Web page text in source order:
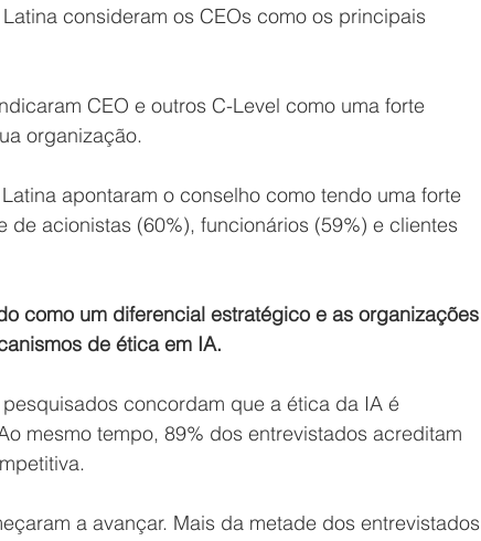
consideram os CEOs como os principais
CEO e outros C-Level como uma forte
organização.
apontaram o conselho como tendo uma forte
de acionistas (60%), funcionários (59%) e clientes
como um diferencial estratégico e as organizações
de ética em IA.
​​concordam que a ética da IA ​​é
mesmo tempo, 89% dos entrevistados acreditam
a avançar. Mais da metade dos entrevistados